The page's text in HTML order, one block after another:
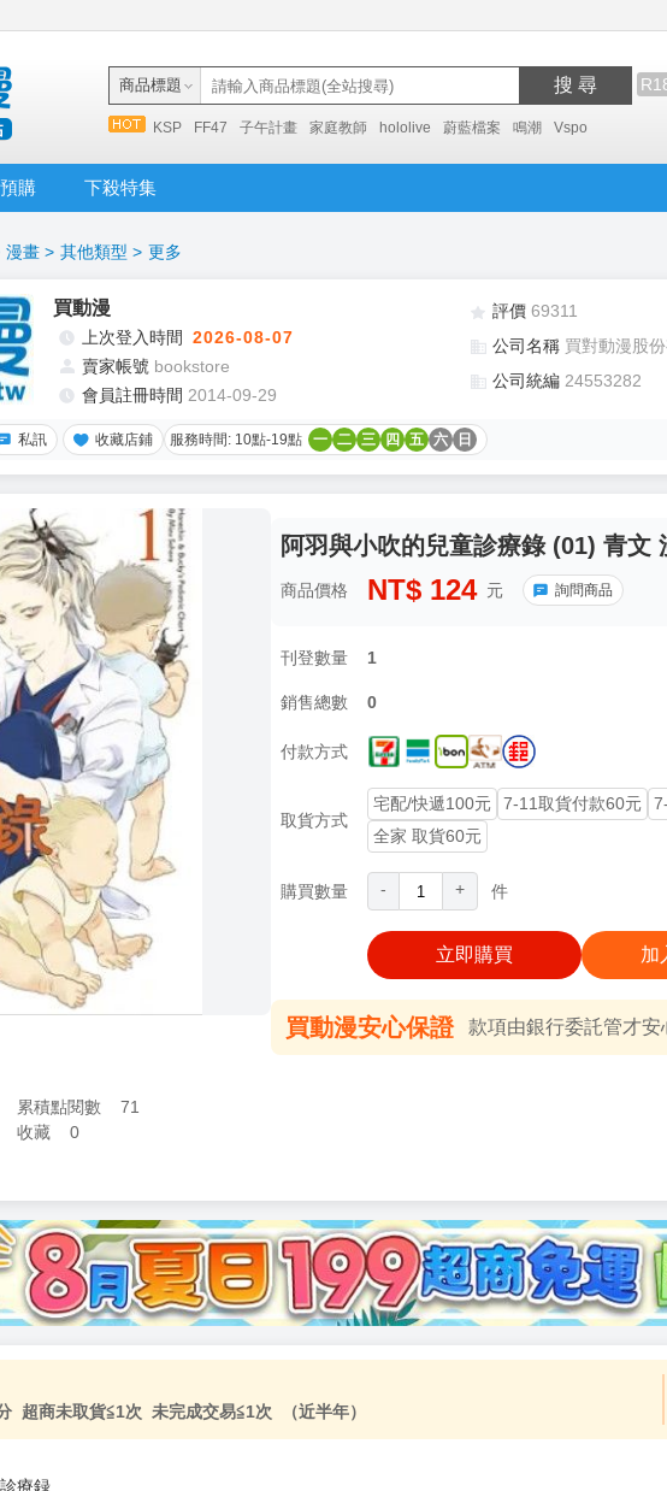
商品標題 搜 尋
KSP FF47 子午計畫 家庭教師 hololive 蔚藍檔案 鳴潮 Vspo
購 下殺特集
漫畫 > 其他類型 > 更多
買動漫
上次登入時間 2026-08-07
賣家帳號 bookstore
會員註冊時間 2014-09-29
評價 69311
公司名稱 買對動漫股
公司統編 24553282
私訊 收藏店鋪 服務時間: 10點-19點 一 二 三 四 五 六 日
累積點閱數
71
收藏 0
阿羽與小吹的兒童診療錄 (01) 青文
商品價格 NT$ 124 元 詢問商品
刊登數量 1
銷售總數 0
付款方式
取貨方式
宅配/快遞100元 7-11取貨付款60元
全家 取貨60元
購買數量 - + 件
立即購買 加
買動漫安心保證 款項由銀行委託管才安
★《$15元-加固紙箱包裝》